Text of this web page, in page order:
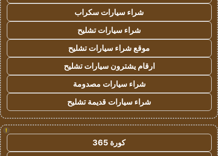
شراء سيارات سكراب
شراء سيارات تشليح
موقع شراء سيارات تشليح
ارقام يشترون سيارات تشليح
شراء سيارات مصدومة
شراء سيارات قديمة تشليح
!
كورة 365